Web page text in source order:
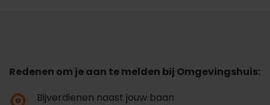
Redenen om je aan te melden bij Omgevingshuis:
Bijverdienen naast jouw baan